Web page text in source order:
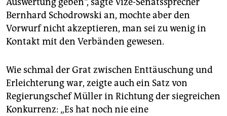
Bernhard Schodrowski an, mochte aber den
Vorwurf nicht akzeptieren, man sei zu wenig in
Kontakt mit den Verbänden gewesen.
Wie schmal der Grat zwischen Enttäuschung und
Erleichterung war, zeigte auch ein Satz von
Regierungschef Müller in Richtung der siegreichen
Konkurrenz: „Es hat noch nie eine